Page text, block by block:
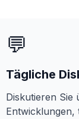
💬
Tägliche
Diskutieren Sie
Entwicklungen,